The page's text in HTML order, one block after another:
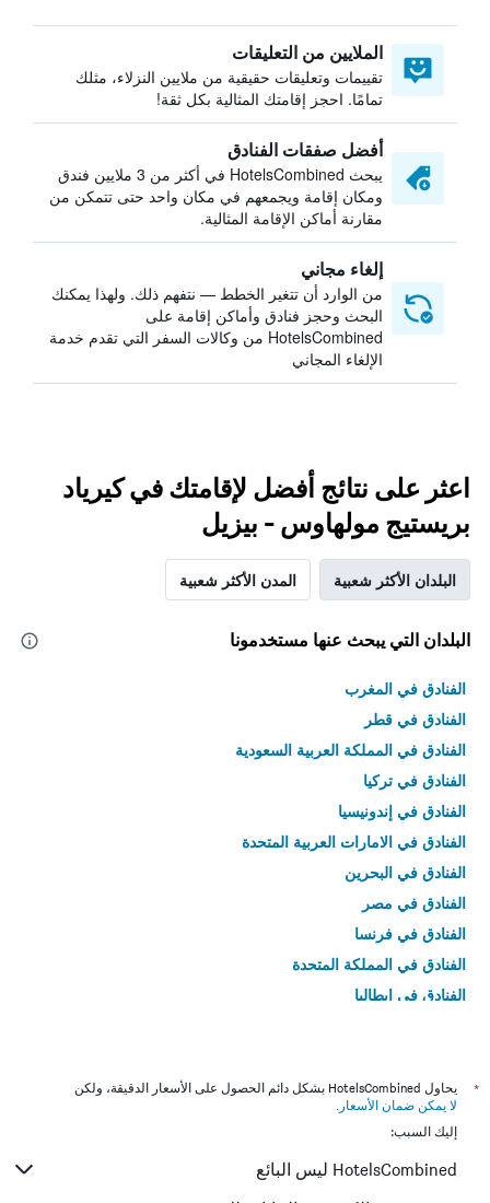
الملايين من التعليقات
تقييمات وتعليقات حقيقية من ملايين النزلاء، مثلك
تمامًا. احجز إقامتك المثالية بكل ثقة!
أفضل صفقات الفنادق
يبحث HotelsCombined في أكثر من 3 ملايين فندق
ومكان إقامة ويجمعهم في مكان واحد حتى تتمكن من
مقارنة أماكن الإقامة المثالية.
إلغاء مجاني
من الوارد أن تتغير الخطط — نتفهم ذلك. ولهذا يمكنك
البحث وحجز فنادق وأماكن إقامة على
HotelsCombined من وكالات السفر التي تقدم خدمة
الإلغاء المجاني
اعثر على نتائج أفضل لإقامتك في كيرياد
بريستيج مولهاوس - بيزيل
البلدان الأكثر شعبية المدن الأكثر شعبية
البلدان التي يبحث عنها مستخدمونا
الفنادق في المغرب
الفنادق في قطر
الفنادق في المملكة العربية السعودية
الفنادق في تركيا
الفنادق في إندونيسيا
الفنادق في الامارات العربية المتحدة
الفنادق في البحرين
الفنادق في مصر
الفنادق في فرنسا
الفنادق في المملكة المتحدة
الفنادق في إيطاليا
*
يحاول HotelsCombined بشكل دائم الحصول على الأسعار الدقيقة، ولكن
لا يمكن ضمان الأسعار .
إليك السبب:
HotelsCombined ليس البائع